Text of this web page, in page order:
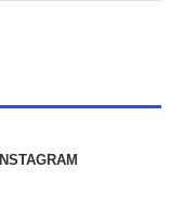
INSTAGRAM